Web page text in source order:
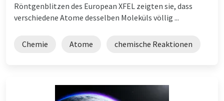
Röntgenblitzen des European XFEL zeigten sie, dass
verschiedene Atome desselben Moleküls völlig ...
Chemie Atome chemische Reaktionen